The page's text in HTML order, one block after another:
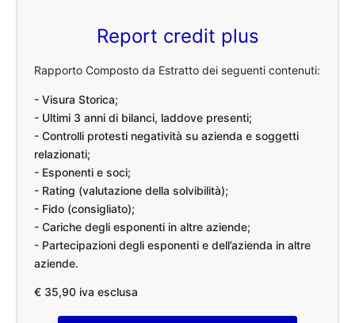
Report credit plus
Rapporto Composto da Estratto dei seguenti contenuti:
- Visura Storica;
- Ultimi 3 anni di bilanci, laddove presenti;
- Controlli protesti negatività su azienda e soggetti
relazionati;
- Esponenti e soci;
- Rating (valutazione della solvibilità);
- Fido (consigliato);
- Cariche degli esponenti in altre aziende;
- Partecipazioni degli esponenti e dell’azienda in altre
aziende.
€ 35,90 iva esclusa